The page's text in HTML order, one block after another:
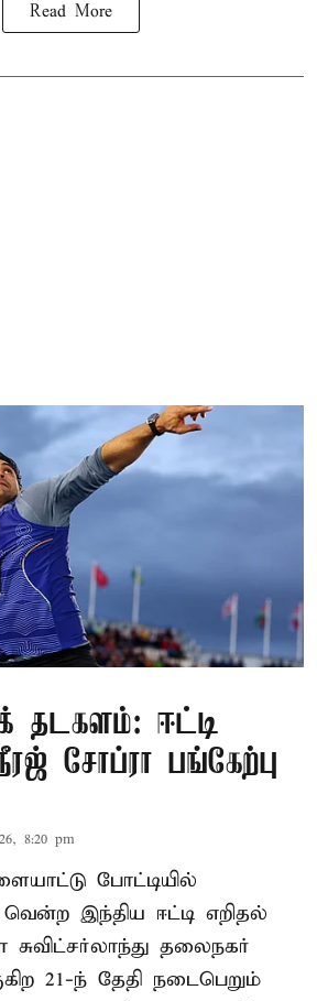
Read More
ஈட்டி
சோப்ரா பங்கேற்பு
8:20 pm
போட்டியில்
இந்திய ஈட்டி எறிதல்
தலைநகர்
21-ந் தேதி நடைபெறும்